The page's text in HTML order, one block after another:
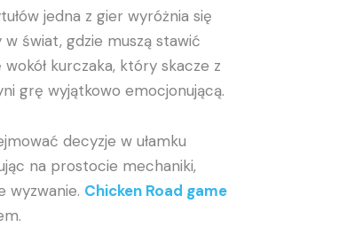
jedna z gier wyróżnia się
świat, gdzie muszą stawić
kurczaka, który skacze z
grę wyjątkowo emocjonującą.
decyzje w ułamku
na prostocie mechaniki,
wyzwanie. Chicken Road game